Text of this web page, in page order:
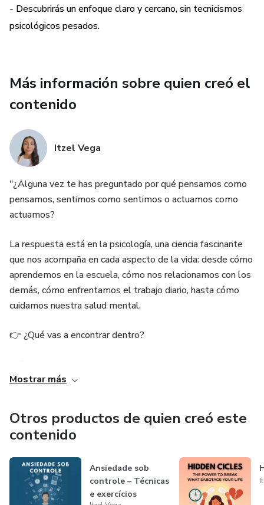
🌱 Si estás listo para romper con lo que te limita y crear la
- Descubrirás un enfoque claro y cercano, sin tecnicismos
psicológicos pesados.
Más información sobre quien creó el
contenido
Itzel Vega
"¿Alguna vez te has preguntado por qué pensamos como
pensamos, sentimos como sentimos o actuamos como
actuamos?
La respuesta está en la psicología, una ciencia fascinante
que nos acompaña en cada aspecto de la vida: desde cómo
aprendemos en la escuela, cómo nos relacionamos con los
demás, cómo enfrentamos el trabajo diario, hasta cómo
cuidamos nuestra salud mental.
👉 ¿Qué vas a encontrar dentro?
mayor bienestar.
✔ Claves para mejorar tu aprendizaje y potenciar tu
memoria.
✔ Consejos prácticos para el crecimiento en el entorno
laboral.
✔ Una mirada sencilla y clara a los fundamentos de la
Mostrar más
Otros productos de quien creó este
contenido
Ansiedade sob
controle – Técnicas
e exercícios